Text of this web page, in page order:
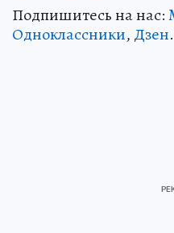
Подпишитесь на нас:
Одноклассники, Дзен.